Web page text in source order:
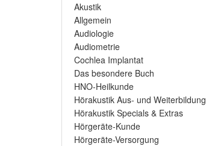
Akustik
Allgemein
Audiologie
Audiometrie
Cochlea Implantat
Das besondere Buch
HNO-Heilkunde
Hörakustik Aus- und Weiterbildung
Hörakustik Specials & Extras
Hörgeräte-Kunde
Hörgeräte-Versorgung